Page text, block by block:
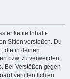
er keine Inhalte
Sitten verstoßen. Du
die in deinen
bzw. zu verwenden.
Bei Verstößen gegen
veröffentlichten